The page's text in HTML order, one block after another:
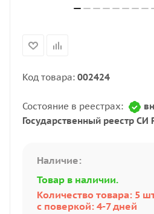
Код товара: 002424
Состояние в реестрах:
Государственный реестр СИ
Наличие:
Товар в наличии.
Количество товара: 5
с поверкой: 4-7 дней